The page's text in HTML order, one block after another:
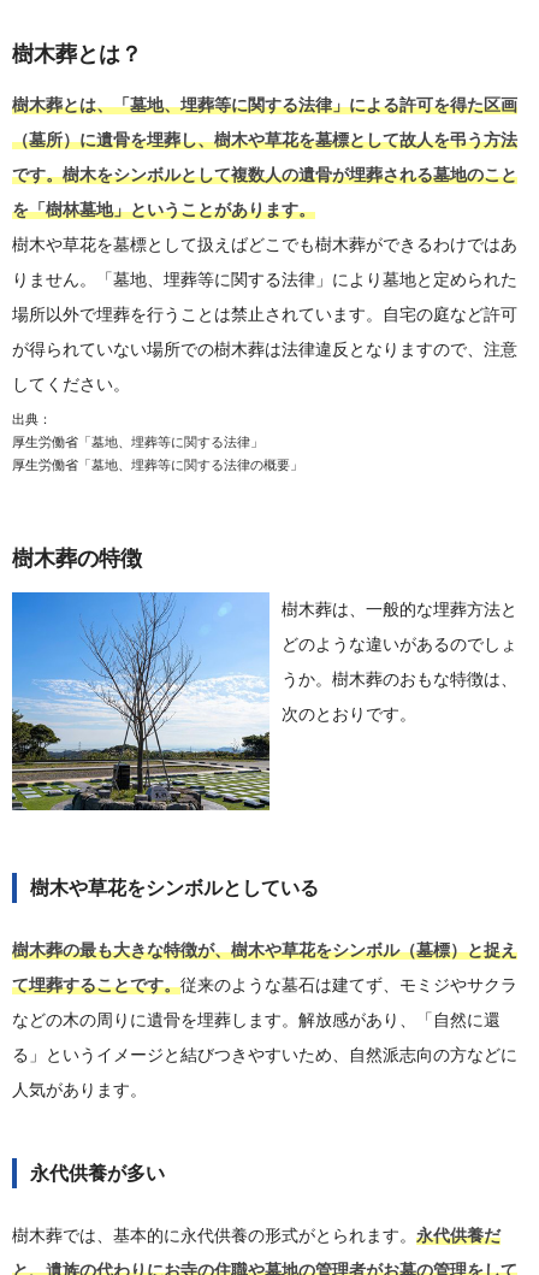
樹木葬とは？
樹木葬とは、「墓地、埋葬等に関する法律」による許可を得た区画
（墓所）に遺骨を埋葬し、樹木や草花を墓標として故人を弔う方法
です。樹木をシンボルとして複数人の遺骨が埋葬される墓地のこと
を「樹林墓地」ということがあります。
樹木や草花を墓標として扱えばどこでも樹木葬ができるわけではあ
りません。「墓地、埋葬等に関する法律」により墓地と定められた
場所以外で埋葬を行うことは禁止されています。自宅の庭など許可
が得られていない場所での樹木葬は法律違反となりますので、注意
してください。
出典：
厚生労働省 「墓地、埋葬等に関する法律」
厚生労働省 「墓地、埋葬等に関する法律の概要」
樹木葬の特徴
樹木葬は、一般的な埋葬方法と
どのような違いがあるのでしょ
うか。樹木葬のおもな特徴は、
次のとおりです。
樹木や草花をシンボルとしている
樹木葬の最も大きな特徴が、樹木や草花をシンボル（墓標）と捉え
て埋葬することです。従来のような墓石は建てず、モミジやサクラ
などの木の周りに遺骨を埋葬します。解放感があり、「自然に還
る」というイメージと結びつきやすいため、自然派志向の方などに
人気があります。
永代供養が多い
樹木葬では、基本的に永代供養の形式がとられます。 永代供養だ
と、遺族の代わりにお寺の住職や墓地の管理者がお墓の管理をして